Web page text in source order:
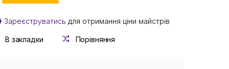
Зареєструватись для отримання ціни майстрів
В закладки Порівняння